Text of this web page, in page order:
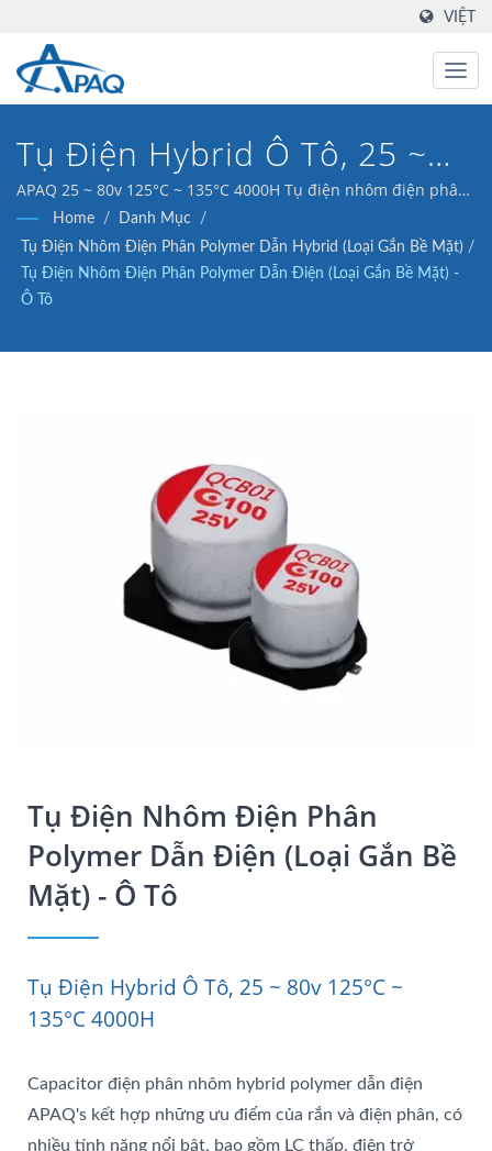
VIỆT
Tụ Điện Hybrid Ô Tô, 25 ~
80v 125°C ~ 135°C 4000H
APAQ 25 ~ 80v 125°C ~ 135°C 4000H Tụ điện nhôm điện phân
polymer dẫn điện - Ô tô
Home / Danh Mục
/
Tụ Điện Nhôm Điện Phân Polymer Dẫn Hybrid (Loại Gắn Bề Mặt) /
Tụ Điện Nhôm Điện Phân Polymer Dẫn Điện (Loại Gắn Bề Mặt) -
Ô Tô
Tụ Điện Nhôm Điện Phân
Polymer Dẫn Điện (Loại Gắn Bề
Mặt) - Ô Tô
Tụ Điện Hybrid Ô Tô, 25 ~ 80v 125°C ~
135°C 4000H
Capacitor điện phân nhôm hybrid polymer dẫn điện
APAQ's kết hợp những ưu điểm của rắn và điện phân, có
nhiều tính năng nổi bật, bao gồm LC thấp, điện trở